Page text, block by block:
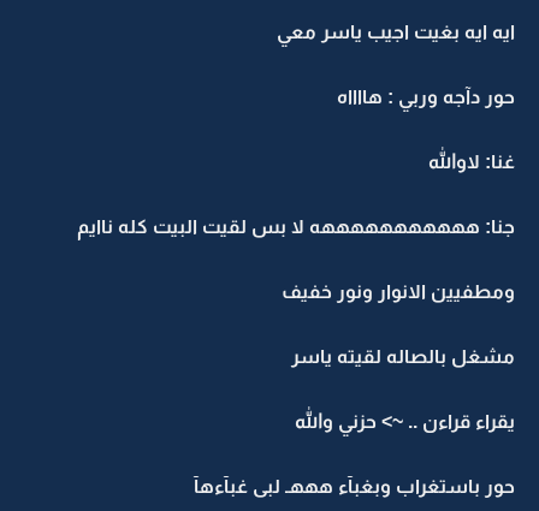
ايه ايه بغيت اجيب ياسر معي
حور دآجه وربي : هااااه
غنا: لاوالله
جنا: هههههههههههه لا بس لقيت البيت كله ناايم
ومطفيين الانوار ونور خفيف
مشغل بالصاله لقيته ياسر
يقراء قراءن .. ~> حزني والله
حور باستغراب وبغبآء هههـ لبى غبآءهآ